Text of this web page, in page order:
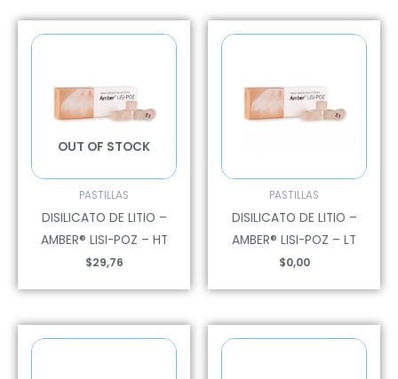
OUT OF STOCK
PASTILLAS
DISILICATO DE LITIO –
AMBER® LISI-POZ – HT
$29,76
PASTILLAS
DISILICATO DE LITIO –
AMBER® LISI-POZ – LT
$0,00